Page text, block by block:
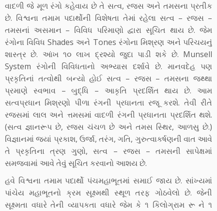
વાદળી જે મૂળ રંગો કહેવાય છે તે સત્વ, રજસ અને તમસના પ્રતીક
છે. વિશ્વના તમામ પદાર્થોની વિશેષતા તેમાં રહેલા સત્વ – રજસ –
તમસનાં અસમાન – વિવિધ પરિમાણો દ્વારા સૂચિત થાય છે. જેમ
રંગોના વિવિધ Shades અને Tones રંગોના મિશ્રણ અને પરિચયનું
શાસ્ત્ર છે. આંખ ૧૦ લાખ દ્રશ્યો જુદા પાડી શકે છે. Munsell
System રંગોની વિવિધતાનો અભ્યાસ દર્શાવે છે. માનવદેહ પણ
પ્રકૃતિનાં તત્વોથી બન્યો હોઈ સત્વ – રજસ – તમસના જથ્થા
પ્રમાણે સ્વભાવ – બુદ્ધિ – આકૃતિ પ્રદર્શિત થાય છે. આમ
સત્વપ્રધાન મિશ્રણો પીળા રંગની પ્રધાનતા રજૂ કરશે. તેવી રીતે
રજસમાં લાલ અને ત્તમસમાં વાદળી રંગની પ્રધાનતા પ્રદર્શિત થશે.
(સત્વ જ્ઞાનરૂપ છે, રજસ ચંચળ છે અને તમસ સ્થિર, આળસુ છે.)
વિજ્ઞાનમાં જ્યાં પ્રકાશ, ઉર્જા, તરંગ, ગતિ, ગુરુત્વાકર્ષણની વાત આવે
તે પ્રકૃતિના ત્રણ ગુણો, સત્વ – રજસ – તમસની સાપેક્ષમાં
સમજવામાં આવે તેવું સૂચિત કરવાનો આશય છે.
હવે વિશ્વના તમામ પદાર્થો પંચમહાભૂતમાં સમાઈ જાય છે. સાંખ્યમાં
પાંચેય મહાભૂતનો ક્રમ સૂક્ષ્મથી સ્થૂળ તરફ ગોઠવેલો છે. જેની
સૂક્ષ્મતા વધારે તેની વ્યાપકતા વધારે જેમ કે ૧ કિલોગ્રામ રૂ ને ૧